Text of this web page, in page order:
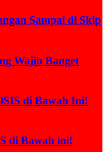
Sampai di Skip
Wajib Banget
di Bawah Ini!
di Bawah ini!